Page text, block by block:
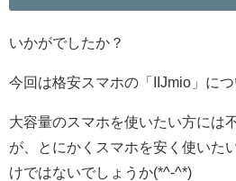
いかがでしたか？
今回は格安スマホの「IIJmio」に
大容量のスマホを使いたい方には
が、とにかくスマホを安く使いた
けではないでしょうか(*^-^*)